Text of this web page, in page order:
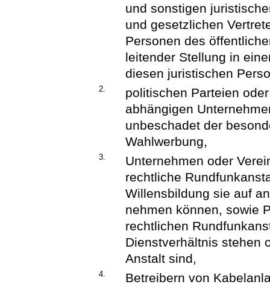
und sonstigen
und gesetzlichen
Personen des
leitender Stellung in
diesen juristischen
2.
politischen Parteien
abhängigen
unbeschadet der
Wahlwerbung,
3.
Unternehmen oder
rechtliche
Willensbildung sie auf
nehmen können, sowie
rechtlichen
Dienstverhältnis stehen
Anstalt sind,
4. Betreibern von